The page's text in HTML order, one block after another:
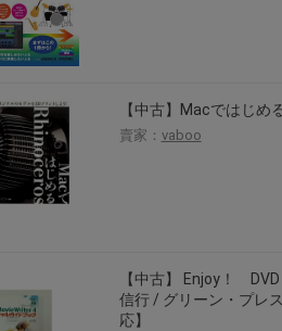
【中古】Macではじめ
賣家： vaboo
【中古】 Enjoy！
信行 / グリーン・プレ
応】